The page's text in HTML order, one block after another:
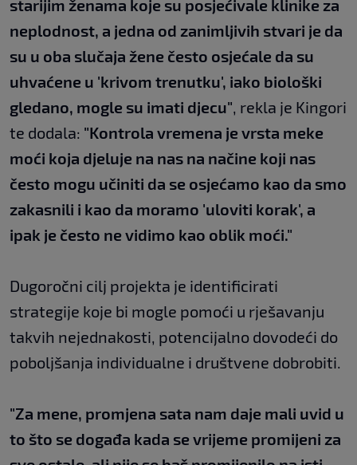
starijim ženama koje su posjećivale klinike za
neplodnost, a jedna od zanimljivih stvari je da
su u oba slučaja žene često osjećale da su
uhvaćene u 'krivom trenutku', iako biološki
gledano, mogle su imati djecu", rekla je Kingori
te dodala: "Kontrola vremena je vrsta meke
moći koja djeluje na nas na načine koji nas
često mogu učiniti da se osjećamo kao da smo
zakasnili i kao da moramo 'uloviti korak', a
ipak je često ne vidimo kao oblik moći."
Dugoročni cilj projekta je identificirati
strategije koje bi mogle pomoći u rješavanju
takvih nejednakosti, potencijalno dovodeći do
poboljšanja individualne i društvene dobrobiti.
"Za mene, promjena sata nam daje mali uvid u
to što se događa kada se vrijeme promijeni za